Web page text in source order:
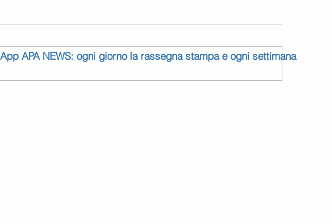
APA NEWS: ogni giorno la rassegna stampa e ogni settimana